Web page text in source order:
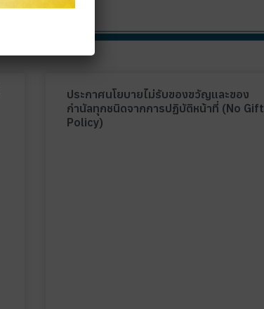
ประกาศนโยบายไม่รับของขวัญและของ
กำนัลทุกชนิดจากการปฏิบัติหน้าที่ (No Gift
Policy)